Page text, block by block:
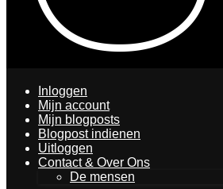
Inloggen
Mijn account
Mijn blogposts
Blogpost indienen
Uitloggen
Contact & Over Ons
De mensen